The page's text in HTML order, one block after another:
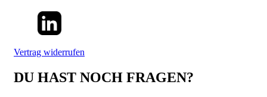
Vertrag widerrufen
DU HAST NOCH FRAGEN?